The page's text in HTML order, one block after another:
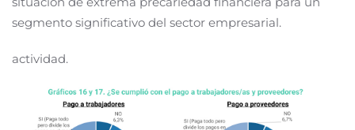
segmento significativo del sector empresarial.
actividad.